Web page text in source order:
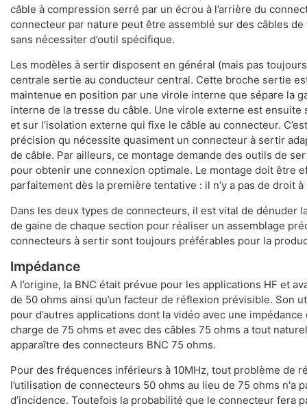
câble à compression serré par un écrou à l’arrière du
connecteur par nature peut être assemblé sur des câbles
sans nécessiter d’outil spécifique.
Les modèles à sertir disposent en général (mais pas
centrale sertie au conducteur central. Cette broche sertie
maintenue en position par une virole interne que sépare la
interne de la tresse du câble. Une virole externe est ensuite
et sur l’isolation externe qui fixe le câble au connecteur.
précision qu nécessite quasiment un connecteur à sertir
de câble. Par ailleurs, ce montage demande des outils de
pour obtenir une connexion optimale. Le montage doit être
parfaitement dès la première tentative : il n’y a pas de droit à
Dans les deux types de connecteurs, il est vital de dénuder
de gaine de chaque section pour réaliser un assemblage
connecteurs à sertir sont toujours préférables pour la
Impédance
A l’origine, la BNC était prévue pour les applications HF et
de 50 ohms ainsi qu’un facteur de réflexion prévisible. Son
pour d’autres applications dont la vidéo avec une
charge de 75 ohms et avec des câbles 75 ohms a tout
apparaître des connecteurs BNC 75 ohms.
Pour des fréquences inférieurs à 10MHz, tout problème de
l’utilisation de connecteurs 50 ohms au lieu de 75 ohms n'a
d’incidence. Toutefois la probabilité que le connecteur fera